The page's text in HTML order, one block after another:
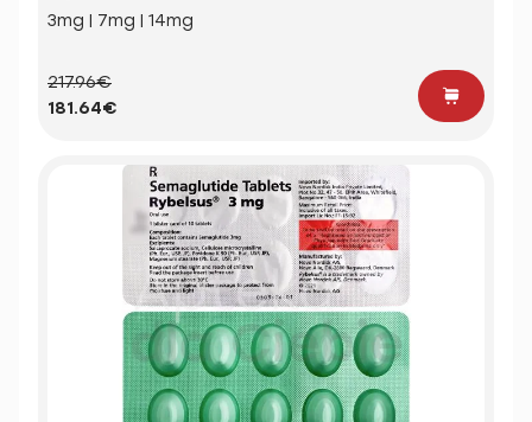
3mg | 7mg | 14mg
217.96€
181.64€